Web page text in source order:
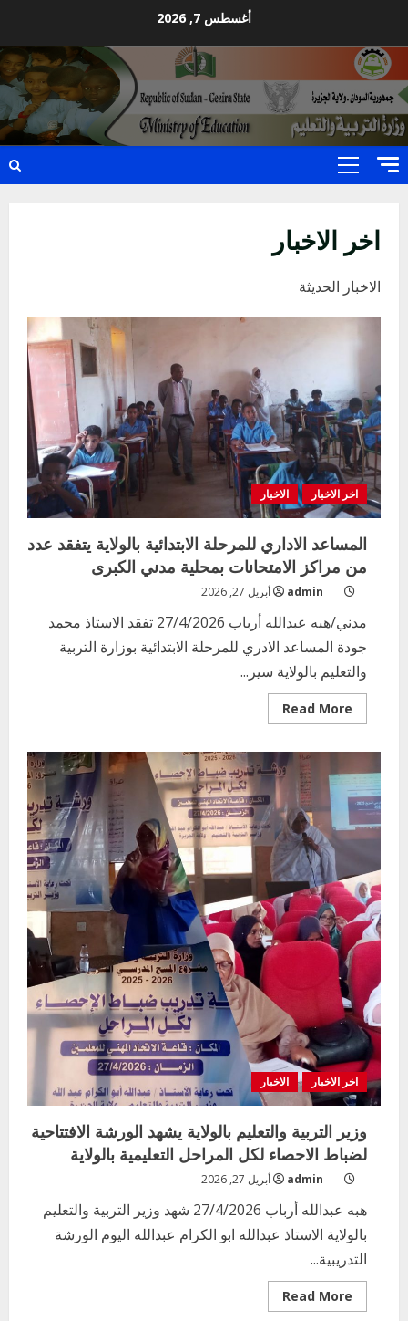
content
أغسطس 7, 2026
Primary
اخر الاخبار
الاخبار الحديثة
اخر الاخبار الاخبار
المساعد الاداري للمرحلة الابتدائية بالولاية يتفقد عدد
من مراكز الامتحانات بمحلية مدني الكبرى
admin أبريل 27, 2026
مدني/هبه عبدالله أرباب 27/4/2026 تفقد الاستاذ محمد
جودة المساعد الادري للمرحلة الابتدائية بوزارة التربية
والتعليم بالولاية سير...
Read More
more
الاداري
للمرحلة
الابتدائية
بالولاية
يتفقد
عدد
من
مراكز
الامتحانات
بمحلية
مدني
الكبرى
اخر الاخبار الاخبار
وزير التربية والتعليم بالولاية يشهد الورشة الافتتاحية
لضباط الاحصاء لكل المراحل التعليمية بالولاية
admin أبريل 27, 2026
هبه عبدالله أرباب 27/4/2026 شهد وزير التربية والتعليم
بالولاية الاستاذ عبدالله ابو الكرام عبدالله اليوم الورشة
التدريبية...
Read More
more